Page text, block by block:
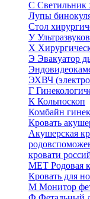
С Светильник
Лупы
Стол
У
Х
Э Эвакуатор
ЭХВЧ
Г
К Кольпоскоп
Комбайн
Кровать
Акушерская
кровати
МЕТ Родовая
Кровать для
М Монитор